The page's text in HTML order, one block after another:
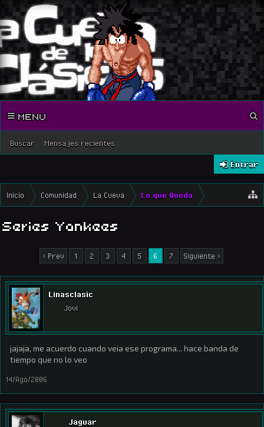
Buscar Mensajes recientes
MENU
Entrar
Inicio Comunidad La Cueva Lo que Queda
Series Yankees
< Prev 1 2 3 4 5 6 7 Siguiente >
Linasclasic
Jovi
jajaja, me acuerdo cuando veia ese programa... hace banda de
tiempo que no lo veo
14/Ago/2006
Jaguar